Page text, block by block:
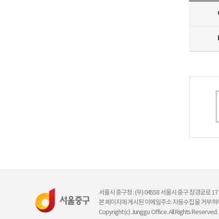
서울시 중구청 : (우) 04558 서울시 중구 창경궁로
본 페이지에 게시된 이메일주소 자동수집을 거부
Copyright (c) Junggu Office. All Rights Reserved.